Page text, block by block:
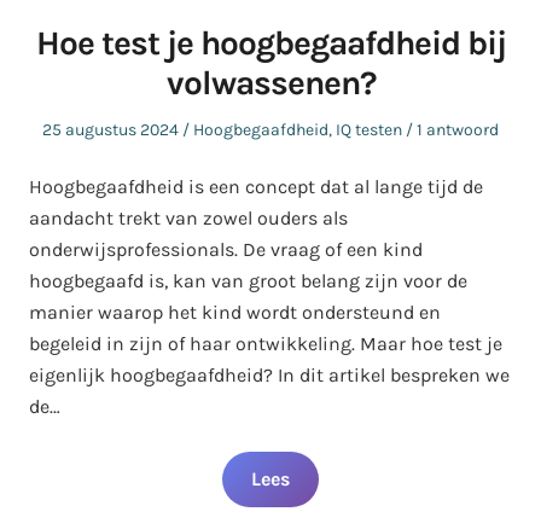
Hoe test je hoogbegaafdheid bij
volwassenen?
Geplaatst
25 augustus 2024
Geplaatst
Hoogbegaafdheid, IQ testen 1 antwoord
Hoogbegaafdheid is een concept dat al lange tijd de
aandacht trekt van zowel ouders als
onderwijsprofessionals. De vraag of een kind
hoogbegaafd is, kan van groot belang zijn voor de
manier waarop het kind wordt ondersteund en
begeleid in zijn of haar ontwikkeling. Maar hoe test je
eigenlijk hoogbegaafdheid? In dit artikel bespreken we
de…
Lees